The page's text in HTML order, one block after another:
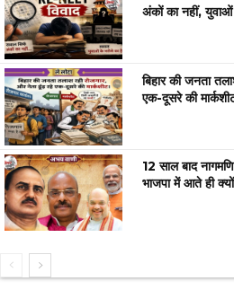
अंकों का नहीं,
बिहार की जनता
एक-दूसरे की
12 साल बाद
भाजपा में आते ही